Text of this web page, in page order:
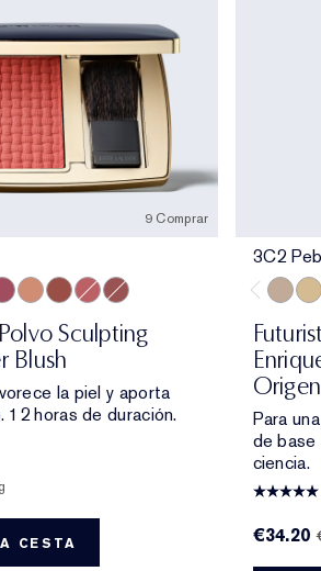
9 Comprar
Sculpting
Blush
la piel y aporta
12 horas de duración.
CESTA
3C2
Para
de base
ciencia.
€34.20